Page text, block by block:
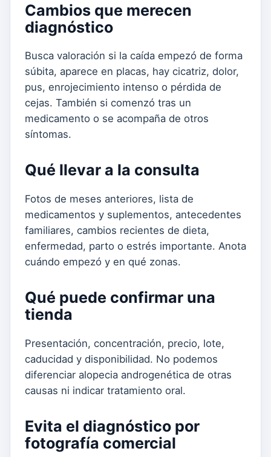
Cambios que merecen
diagnóstico
Busca valoración si la caída empezó de forma
súbita, aparece en placas, hay cicatriz, dolor,
pus, enrojecimiento intenso o pérdida de
cejas. También si comenzó tras un
medicamento o se acompaña de otros
síntomas.
Qué llevar a la consulta
Fotos de meses anteriores, lista de
medicamentos y suplementos, antecedentes
familiares, cambios recientes de dieta,
enfermedad, parto o estrés importante. Anota
cuándo empezó y en qué zonas.
Qué puede confirmar una
tienda
Presentación, concentración, precio, lote,
caducidad y disponibilidad. No podemos
diferenciar alopecia androgenética de otras
causas ni indicar tratamiento oral.
Evita el diagnóstico por
fotografía comercial